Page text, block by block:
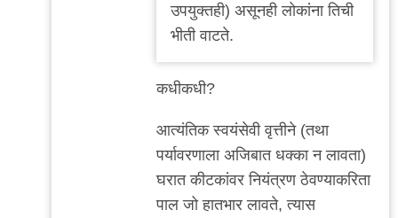
उपयुक्तही) असूनही लोकांना तिची
भीती वाटते.
कधीकधी?
आत्यंतिक स्वयंसेवी वृत्तीने (तथा
पर्यावरणाला अजिबात धक्का न लावता)
घरात कीटकांवर नियंत्रण ठेवण्याकरिता
पाल जो हातभार लावते, त्यास